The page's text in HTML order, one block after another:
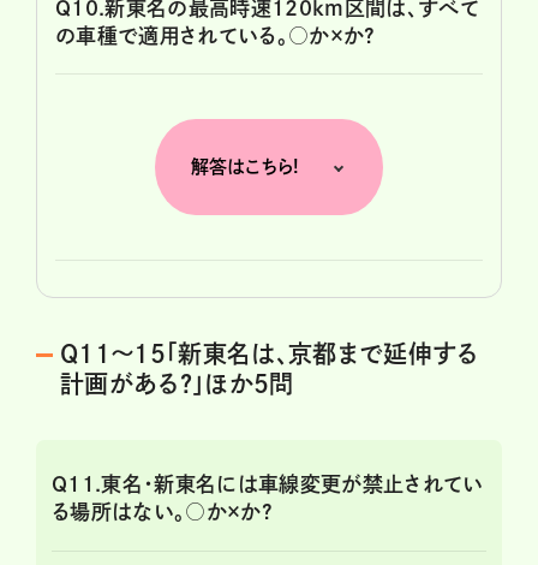
Q10.新東名の最高時速120km区間は、すべて
の車種で適用されている。○か×か?
解答はこちら!
Q11～15「新東名は、京都まで延伸する
計画がある?」ほか5問
Q11.東名・新東名には車線変更が禁止されてい
る場所はない。○か×か?